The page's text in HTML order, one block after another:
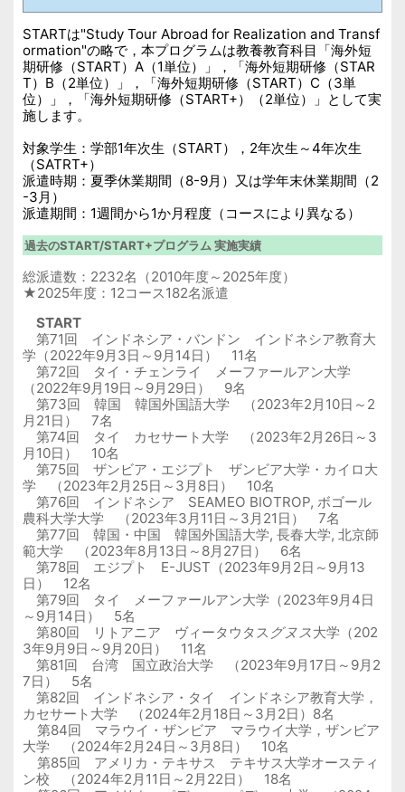
STARTは"Study Tour Abroad for Realization and Transf
ormation"の略で， 本プログラムは教養教育科目「海外短
期研修（START）A（1単位）」，「海外短期研修（STAR
T）B（2単位）」，「海外短期研修（START）C（3単
位）」，「海外短期研修（START+）（2単位）」として実
施します。
対象学生：学部1年次生（START），2年次生～4年次生
（SATRT+）
派遣時期：夏季休業期間（8-9月）又は学年末休業期間（2
-3月）
派遣期間：1週間から1か月程度（コースにより異なる）
過去のSTART/START+プログラム 実施実績
総派遣数：2232名（2010年度～2025年度）
★2025年度：12コース182名派遣
START
第71回 インドネシア・バンドン インドネシア教育大
学（2022年9月 3日～ 9月 14日） 11名
第72回 タイ・チェンライ メーファールアン大学
（2022年9月 19日～ 9月 29日） 9名
第73回 韓国 韓国外国語大学 （2023年2月 10日～ 2
月 21 日） 7名
第74回 タイ カセサート大学 （2023年2月 26日～ 3
月 10日） 10名
第75回 ザンビア・エジプト ザンビア大学・カイロ大
学 （2023年2月 25日～ 3月 8日） 10名
第76回 インドネシア SEAMEO BIOTROP, ボゴール
農科大学大学 （2023年3月 11 日～ 3月 21 日） 7名
第77回 韓国・中国 韓国外国語大学, 長春大学, 北京師
範大学 （2023年8月 13日～ 8月 27日） 6名
第78回 エジプト E-JUST （2023年9月 2日～ 9月 13
日） 12名
第79回 タイ メーファールアン大学（2023年9月 4日
～ 9月 14日） 5名
第80回 リトアニア ヴィータウタス グヌス大学（202
3年9月 9日～ 9月 20日） 11名
第81回 台湾 国立政治大学 （2023年9月 17日～ 9月 2
7日） 5名
第82回 インドネシア・タイ インドネシア教育大学，
カセサート大学 （2024年2月 18日～ 3月 2日） 8名
第84回 マラウイ・ザンビア マラウイ大学，ザンビア
大学 （2024年2月 24日～ 3月 8日） 10名
第85回 アメリカ・テキサス テキサス大学オースティ
ン校 （2024年2月 11 日～ 2月 22日） 18名